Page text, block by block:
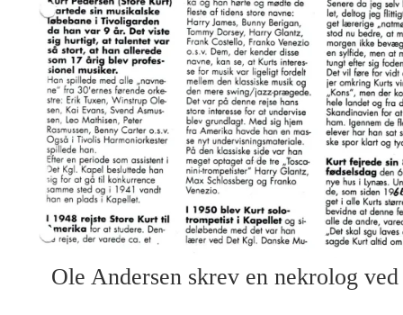
Ole Andersen skrev en nekrolog